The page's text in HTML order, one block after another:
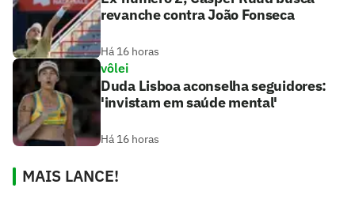
revanche contra João Fonseca
Há 16 horas
vôlei
Duda Lisboa aconselha seguidores:
'invistam em saúde mental'
Há 16 horas
MAIS LANCE!